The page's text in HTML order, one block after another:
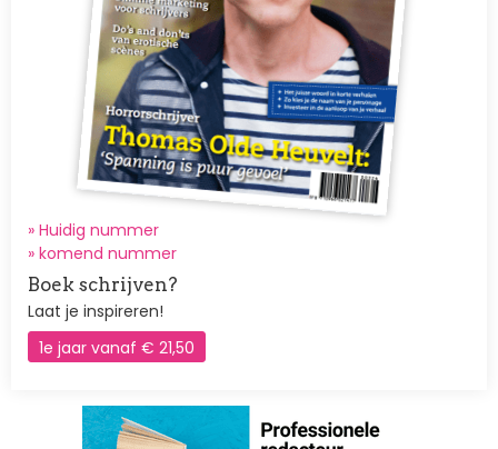
» Huidig nummer
» komend nummer
Boek schrijven?
Laat je inspireren!
1e jaar vanaf € 21,50